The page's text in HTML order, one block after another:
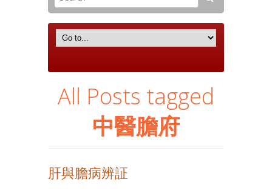
All Posts tagged
中醫膽府
肝與膽病辨証